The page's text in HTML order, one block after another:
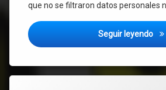
que no se filtraron datos personales ni
Seguir leyendo